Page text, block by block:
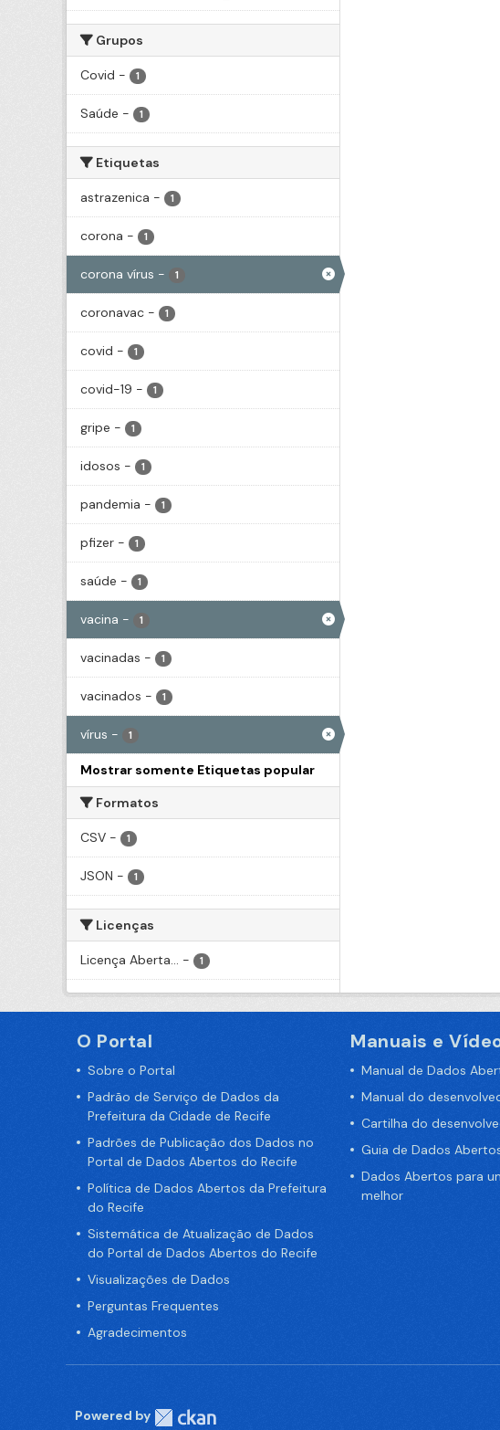
Grupos
Covid - 1
Saúde - 1
Etiquetas
astrazenica - 1
corona - 1
corona vírus - 1
coronavac - 1
covid - 1
covid-19 - 1
gripe - 1
idosos - 1
pandemia - 1
pfizer - 1
saúde - 1
vacina - 1
vacinadas - 1
vacinados - 1
vírus - 1
Mostrar somente Etiquetas popular
Formatos
CSV - 1
JSON - 1
Licenças
Licença Aberta... - 1
O Portal
Sobre o Portal
Padrão de Serviço de Dados da
Prefeitura da Cidade de Recife
Padrões de Publicação dos Dados no
Portal de Dados Abertos do Recife
Política de Dados Abertos da Prefeitura
do Recife
Sistemática de Atualização de Dados
do Portal de Dados Abertos do Recife
Visualizações de Dados
Perguntas Frequentes
Agradecimentos
Manuais e
Manual de Dados
Manual do
Cartilha do
Guia de Dados
Dados Abertos para
melhor
Powered by